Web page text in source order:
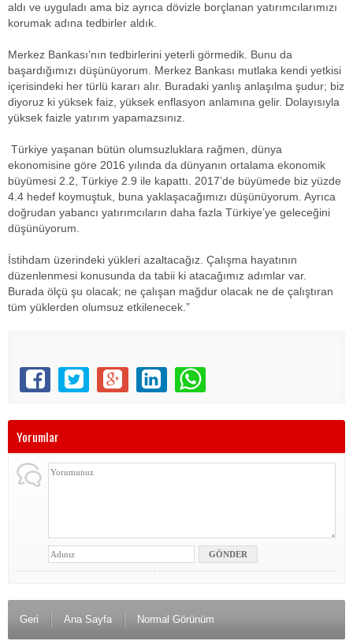
aldı ve uyguladı ama biz ayrıca dövizle borçlanan yatırımcılarımızı
korumak adına tedbirler aldık.
Merkez Bankası’nın tedbirlerini yeterli görmedik. Bunu da
başardığımızı düşünüyorum. Merkez Bankası mutlaka kendi yetkisi
içerisindeki her türlü kararı alır. Buradaki yanlış anlaşılma şudur; biz
diyoruz ki yüksek faiz, yüksek enflasyon anlamına gelir. Dolayısıyla
yüksek faizle yatırım yapamazsınız.
Türkiye yaşanan bütün olumsuzluklara rağmen, dünya
ekonomisine göre 2016 yılında da dünyanın ortalama ekonomik
büyümesi 2.2, Türkiye 2.9 ile kapattı. 2017’de büyümede biz yüzde
4.4 hedef koymuştuk, buna yaklaşacağımızı düşünüyorum. Ayrıca
doğrudan yabancı yatırımcıların daha fazla Türkiye’ye geleceğini
düşünüyorum.
İstihdam üzerindeki yükleri azaltacağız. Çalışma hayatının
düzenlenmesi konusunda da tabii ki atacağımız adımlar var.
Burada ölçü şu olacak; ne çalışan mağdur olacak ne de çalıştıran
tüm yüklerden olumsuz etkilenecek.”
Yorumlar
Geri Ana Sayfa Normal Görünüm